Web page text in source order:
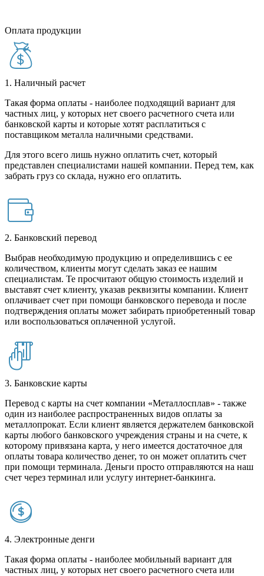
Оплата продукции
1. Наличный расчет
Такая форма оплаты - наиболее подходящий вариант для
частных лиц, у которых нет своего расчетного счета или
банковской карты и которые хотят расплатиться с
поставщиком металла наличными средствами.
Для этого всего лишь нужно оплатить счет, который
представлен специалистами нашей компании. Перед тем, как
забрать груз со склада, нужно его оплатить.
2. Банковский перевод
Выбрав необходимую продукцию и определившись с ее
количеством, клиенты могут сделать заказ ее нашим
специалистам. Те просчитают общую стоимость изделий и
выставят счет клиенту, указав реквизиты компании. Клиент
оплачивает счет при помощи банковского перевода и после
подтверждения оплаты может забирать приобретенный товар
или воспользоваться оплаченной услугой.
3. Банковские карты
Перевод с карты на счет компании «Металлосплав» - также
один из наиболее распространенных видов оплаты за
металлопрокат. Если клиент является держателем банковской
карты любого банковского учреждения страны и на счете, к
которому привязана карта, у него имеется достаточное для
оплаты товара количество денег, то он может оплатить счет
при помощи терминала. Деньги просто отправляются на наш
счет через терминал или услугу интернет-банкинга.
4. Электронные денги
Такая форма оплаты - наиболее мобильный вариант для
частных лиц, у которых нет своего расчетного счета или